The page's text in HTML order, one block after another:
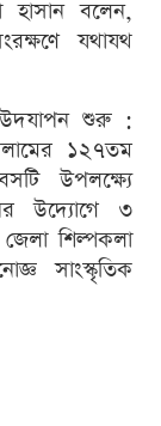
হাসান বলেন,
যথাযথ
উদযাপন শুরু :
১২৭তম
উপলক্ষ্যে
উদ্যোগে ৩
জেলা শিল্পকলা
সাংস্কৃতিক